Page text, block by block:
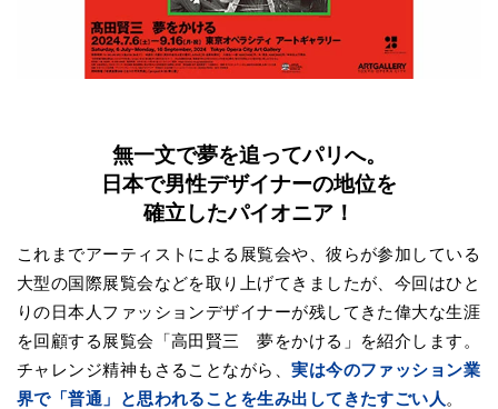
無一文で夢を追ってパリへ。
日本で男性デザイナーの地位を
確立したパイオニア！
これまでアーティストによる展覧会や、彼らが参加している
大型の国際展覧会などを取り上げてきましたが、今回はひと
りの日本人ファッションデザイナーが残してきた偉大な生涯
を回顧する展覧会「高田賢三 夢をかける」を紹介します。
チャレンジ精神もさることながら、実は今のファッション業
界で「普通」と思われることを生み出してきたすごい人 。